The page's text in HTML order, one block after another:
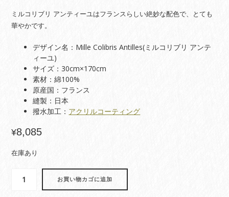
ミルコリブリ アンティーユはフランスらしい絶妙な配色で、とても
華やかです。
デザイン名：Mille Colibris Antilles(ミルコリブリ アンテ
ィーユ)
サイズ：30cm×170cm
素材：綿100%
原産国：フランス
縫製：日本
撥水加工： アクリルコーティング
¥8,085
在庫あり
お買い物カゴに追加